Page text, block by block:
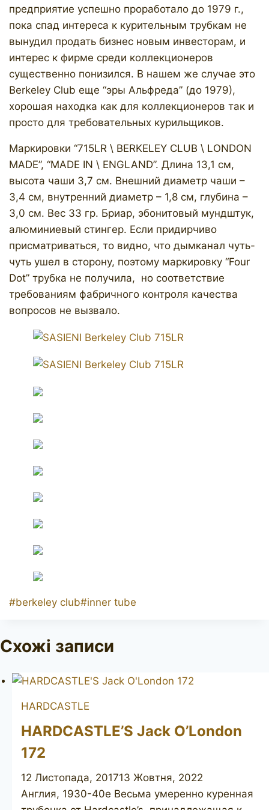
предприятие успешно проработало до 1979 г.,
пока спад интереса к курительным трубкам не
вынудил продать бизнес новым инвесторам, и
интерес к фирме среди коллекционеров
существенно понизился. В нашем же случае это
Berkeley Club еще “эры Альфреда” (до 1979),
хорошая находка как для коллекционеров так и
просто для требовательных курильщиков.
Маркировки “715LR \ BERKELEY CLUB \ LONDON
MADE”, “MADE IN \ ENGLAND”. Длина 13,1 см,
высота чаши 3,7 см. Внешний диаметр чаши –
3,4 см, внутренний диаметр – 1,8 см, глубина –
3,0 см. Вес 33 гр. Бриар, эбонитовый мундштук,
алюминиевый стингер. Если придирчиво
присматриваться, то видно, что дымканал чуть-
чуть ушел в сторону, поэтому маркировку “Four
Dot” трубка не получила, но соответствие
требованиям фабричного контроля качества
вопросов не вызвало.
Позначки
#berkeley club#inner tube
Схожі записи
HARDCASTLE
HARDCASTLE’S Jack O’London
172
12 Листопада, 201713 Жовтня, 2022
Англия, 1930-40е Весьма умеренно куренная